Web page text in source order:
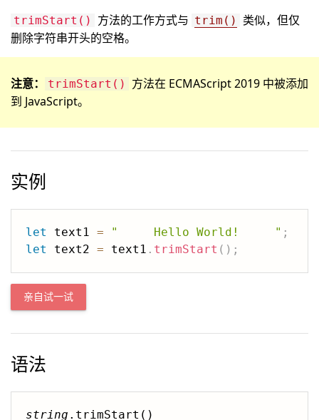
trimStart() 方法的工作方式与 trim()
类似，但仅
删除字符串开头的空格。
注意： trimStart()
方法在 ECMAScript 2019 中被添加
到 JavaScript。
实例
let text1 = "     Hello World!     " ;
let
text2 = text1 . trimStart ( ) ;
亲自试一试
语法
string .trimStart()